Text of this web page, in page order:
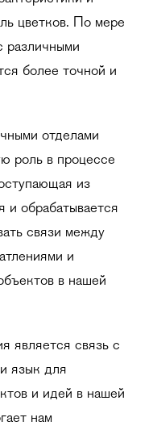
цветков. По мере
различными
более точной и
отделами
роль в процессе
из
и обрабатывается
связи между
и
в нашей
является связь с
язык для
и идей в нашей
нам